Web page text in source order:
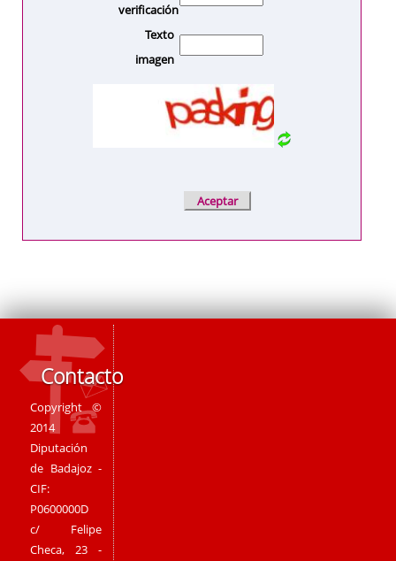
verificación
Texto
imagen
Contacto
Copyright ©
2014
Diputación
de Badajoz -
CIF:
P0600000D
c/ Felipe
Checa, 23 -